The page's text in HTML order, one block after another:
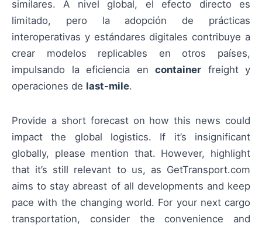
similares. A nivel global, el efecto directo es
limitado, pero la adopción de prácticas
interoperativas y estándares digitales contribuye a
crear modelos replicables en otros países,
impulsando la eficiencia en container freight y
operaciones de last-mile.
Provide a short forecast on how this news could
impact the global logistics. If it’s insignificant
globally, please mention that. However, highlight
that it’s still relevant to us, as GetTransport.com
aims to stay abreast of all developments and keep
pace with the changing world. For your next cargo
transportation, consider the convenience and